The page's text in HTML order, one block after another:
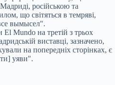
російською та
що світяться в темряві,
вымысел".
El Mundo на третій з трьох
виставці, зазначено,
на попередніх сторінках, є
уяви".